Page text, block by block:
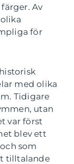
Av
för
med olika
Tidigare
utan
var först
blev ett
som
tilltalande